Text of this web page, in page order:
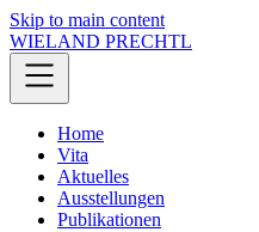
Skip to main content
WIELAND PRECHTL
Home
Vita
Aktuelles
Ausstellungen
Publikationen